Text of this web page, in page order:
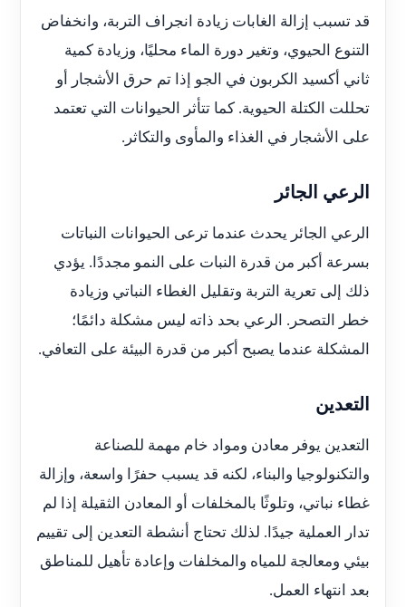
قد تسبب إزالة الغابات زيادة انجراف التربة، وانخفاض
التنوع الحيوي، وتغير دورة الماء محليًا، وزيادة كمية
ثاني أكسيد الكربون في الجو إذا تم حرق الأشجار أو
تحللت الكتلة الحيوية. كما تتأثر الحيوانات التي تعتمد
على الأشجار في الغذاء والمأوى والتكاثر.
الرعي الجائر
الرعي الجائر يحدث عندما ترعى الحيوانات النباتات
بسرعة أكبر من قدرة النبات على النمو مجددًا. يؤدي
ذلك إلى تعرية التربة وتقليل الغطاء النباتي وزيادة
خطر التصحر. الرعي بحد ذاته ليس مشكلة دائمًا؛
المشكلة عندما يصبح أكبر من قدرة البيئة على التعافي.
التعدين
التعدين يوفر معادن ومواد خام مهمة للصناعة
والتكنولوجيا والبناء، لكنه قد يسبب حفرًا واسعة، وإزالة
غطاء نباتي، وتلوثًا بالمخلفات أو المعادن الثقيلة إذا لم
تدار العملية جيدًا. لذلك تحتاج أنشطة التعدين إلى تقييم
بيئي ومعالجة للمياه والمخلفات وإعادة تأهيل للمناطق
بعد انتهاء العمل.